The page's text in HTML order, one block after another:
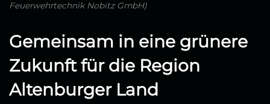
Feuerwehrtechnik Nobitz GmbH)
Gemeinsam in eine grünere
Zukunft für die Region
Altenburger Land